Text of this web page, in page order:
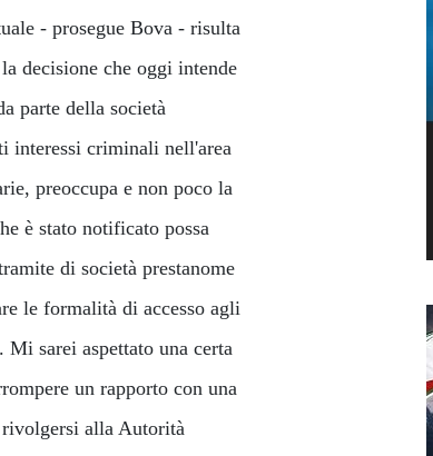
- prosegue Bova - risulta
decisione che oggi intende
parte della società
interessi criminali nell'area
preoccupa e non poco la
è stato notificato possa
di società prestanome
le formalità di accesso agli
sarei aspettato una certa
un rapporto con una
rivolgersi alla Autorità